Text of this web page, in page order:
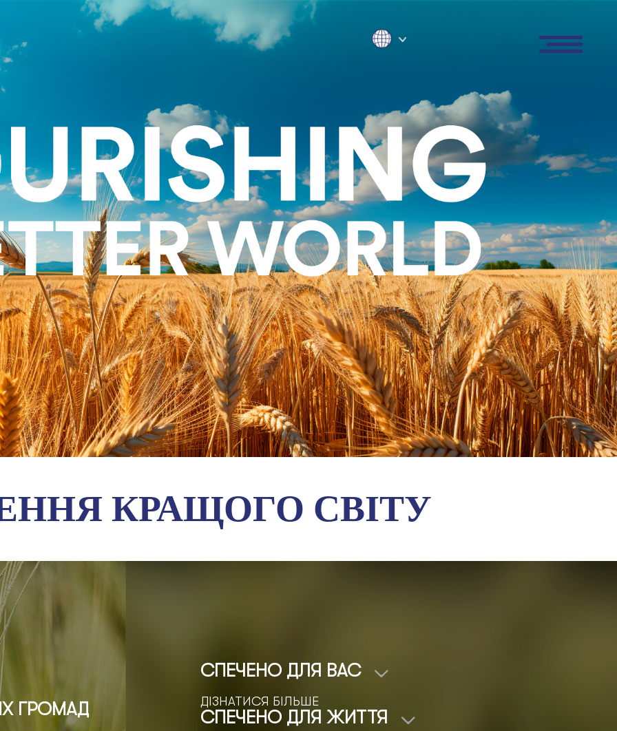
КРАЩОГО СВІТУ
ГРОМАД
СПЕЧЕНО ДЛЯ ВАС
ДІЗНАТИСЯ БІЛЬШЕ
СПЕЧЕНО ДЛЯ ЖИТТЯ